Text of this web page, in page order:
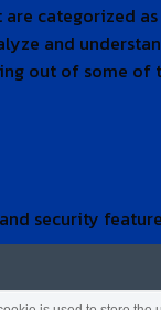
categorized
and
out of some of
security